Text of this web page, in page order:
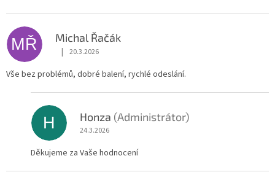
MŘ Michal Řačák
Hodnocení obchodu je 5 z 5 hvězdiček.
| 20.3.2026
Vše bez problémů, dobré balení, rychlé odeslání.
H Honza (Administrátor)
24.3.2026
Děkujeme za Vaše hodnocení